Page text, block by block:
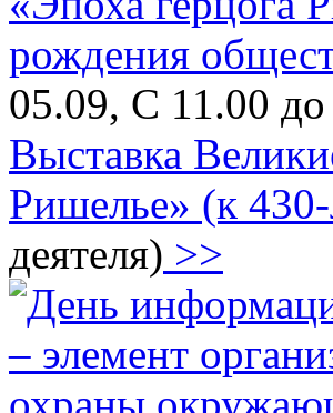
05.09, С 11.00
Выставка
Ришелье» (к
деятеля) >>